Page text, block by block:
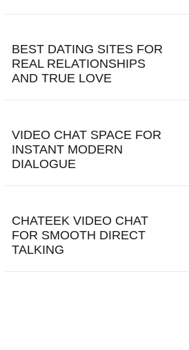
BEST DATING SITES FOR
REAL RELATIONSHIPS
AND TRUE LOVE
VIDEO CHAT SPACE FOR
INSTANT MODERN
DIALOGUE
CHATEEK VIDEO CHAT
FOR SMOOTH DIRECT
TALKING